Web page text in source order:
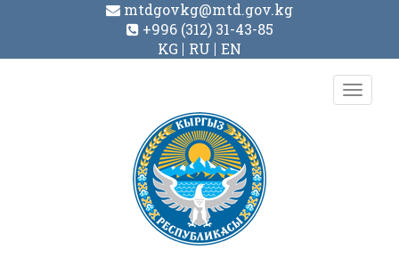
mtdgovkg@mtd.gov.kg
+996 (312) 31-43-85
KG
RU EN
Toggle